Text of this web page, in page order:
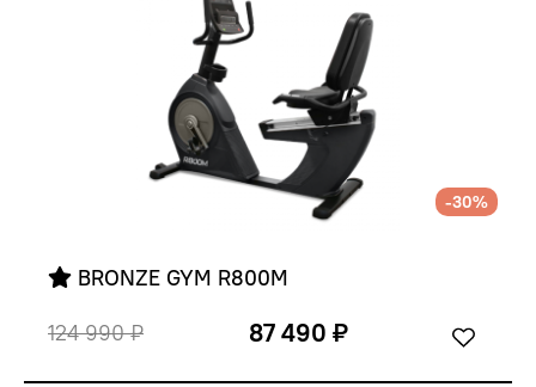
-30%
BRONZE GYM R800M
124 990 ₽
87 490 ₽